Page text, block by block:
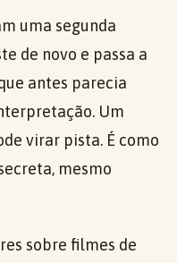
uma segunda
de novo e passa a
antes parecia
Um
virar pista. É como
mesmo
sobre filmes de